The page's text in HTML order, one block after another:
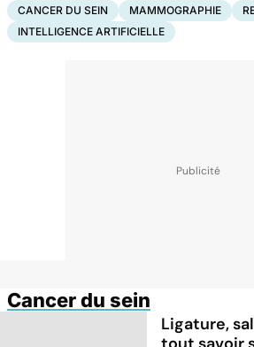
CANCER DU SEIN MAMMOGRAPHIE
INTELLIGENCE ARTIFICIELLE
Cancer du sein
Ligature,